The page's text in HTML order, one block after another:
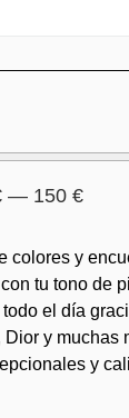
— 150 €
colores y
tu tono de
el día
Dior y muchas
y